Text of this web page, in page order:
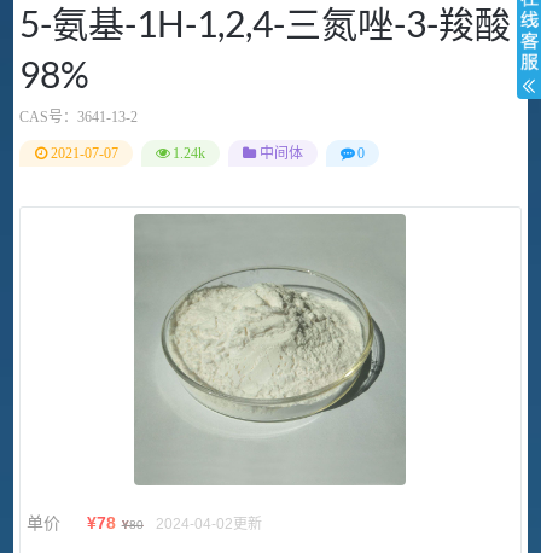
5-氨基-1H-1,2,4-三氮唑-3-羧酸
98%
CAS号： 3641-13-2
2021-07-07 1.24k 中间体 0
单价 ¥78 ¥80 2024-04-02更新